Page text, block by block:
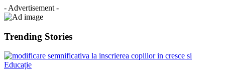
- Advertisement -
Trending Stories
Educație